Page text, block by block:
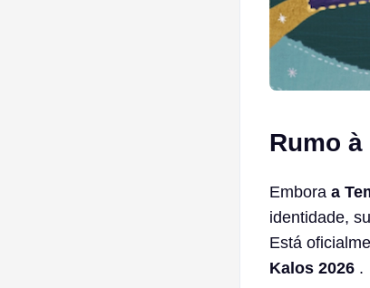
Rumo
Embora a
identidade,
Está
Kalos 2026 .